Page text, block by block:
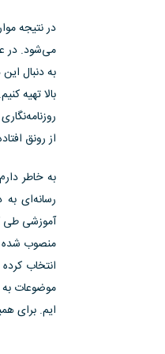
در نتیجه
می‌شود. در
به دنبال
بالا تهیه
از رونق
به خاطر
رسانه‌ای
آموزشی طی
منصوب شده
انتخاب
موضوعات
ایم. برای